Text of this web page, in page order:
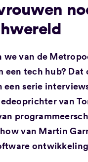
we van de
een tech hub? Dat
een serie
van
van Martin